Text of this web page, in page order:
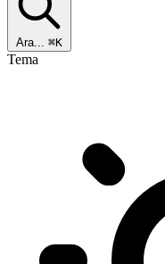
Ara... ⌘K
Tema